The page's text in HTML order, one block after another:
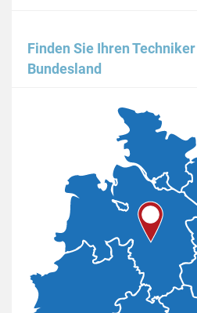
Finden Sie Ihren
Bundesland